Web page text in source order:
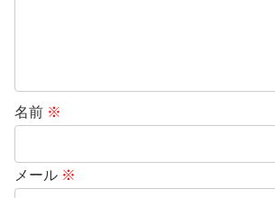
名前 ※
メール ※